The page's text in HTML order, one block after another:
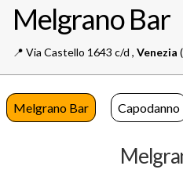
Melgrano Bar
📍️ Via Castello 1643 c/d , Venezia
Melgrano Bar Capodanno